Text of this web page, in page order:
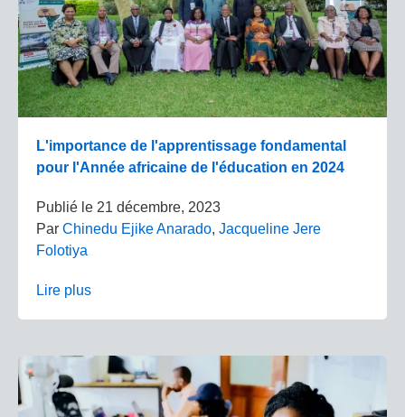
L'importance de l'apprentissage fondamental
pour l'Année africaine de l'éducation en 2024
Publié le 21 décembre, 2023
Par Chinedu Ejike Anarado, Jacqueline Jere
Folotiya
Lire plus